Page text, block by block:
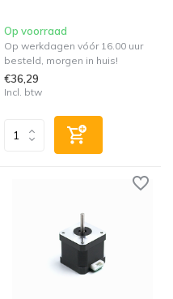
Op voorraad
Op werkdagen vóór 16.00 uur
besteld, morgen in huis!
€36,29
Incl. btw